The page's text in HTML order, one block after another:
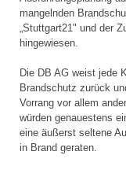
mangelnden
„Stuttgart21" und der
hingewiesen.
Die DB AG weist jede
Brandschutz zurück
Vorrang vor allem
würden genauestens
eine äußerst seltene
in Brand geraten.